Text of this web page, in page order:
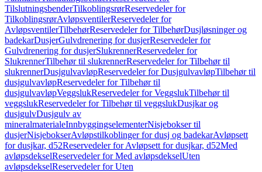
TilslutningsbenderTilkoblingsrørReservedeler for
TilkoblingsrørAvløpsventilerReservedeler for
AvløpsventilerTilbehørReservedeler for TilbehørDusjløsninger og
badekarDusjerGulvdrenering for dusjerReservedeler for
Gulvdrenering for dusjerSlukrennerReservedeler for
SlukrennerTilbehør til slukrennerReservedeler for Tilbehør til
slukrennerDusjgulvavløpReservedeler for DusjgulvavløpTilbehør til
dusjgulvavløpReservedeler for Tilbehør til
dusjgulvavløpVeggslukReservedeler for VeggslukTilbehør til
veggslukReservedeler for Tilbehør til veggslukDusjkar og
dusjgulvDusjgulv av
mineralmaterialeInnbyggingselementerNisjebokser til
dusjerNisjebokserAvløpstilkoblinger for dusj og badekarAvløpsett
for dusjkar, d52Reservedeler for Avløpsett for dusjkar, d52Med
avløpsdekselReservedeler for Med avløpsdekselUten
avløpsdekselReservedeler for Uten